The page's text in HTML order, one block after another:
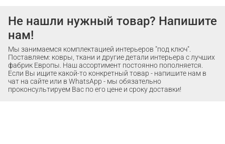
Не нашли нужный товар? Напишите
нам!
Мы занимаемся комплектацией интерьеров "под ключ".
Поставляем: ковры, ткани и другие детали интерьера с лучших
фабрик Европы. Наш ассортимент постоянно пополняется.
Если Вы ищите какой-то конкретный товар - напишите нам в
чат на сайте или в WhatsApp - мы обязательно
проконсультируем Вас по его цене и сроку доставки!